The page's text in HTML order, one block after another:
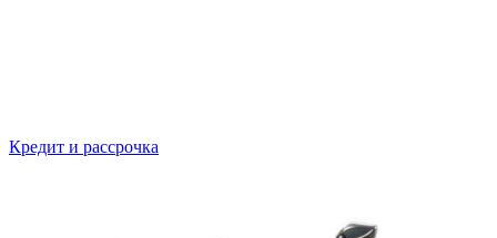
Кредит и рассрочка